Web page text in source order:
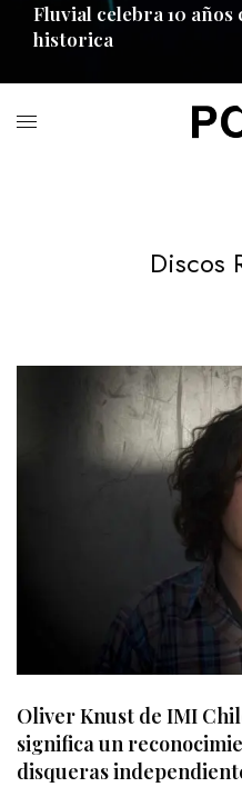
Fluvial celebra 10
historica
Discos
Oliver Knust de IMI
significa un
disqueras